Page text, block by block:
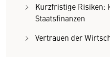
Kurzfristige Risiken:
Staatsfinanzen
Vertrauen der